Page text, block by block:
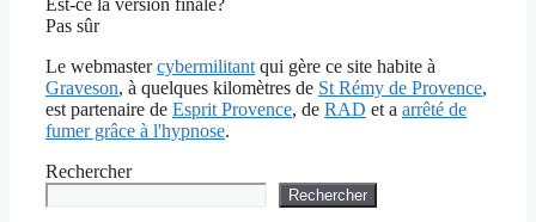
Est-ce la version finale?
Pas sûr
Le webmastercybermilitant qui gère ce site habite à
Graveson, à quelques kilomètres de St Rémy de Provence,
est partenaire de Esprit Provence, de RAD et a arrêté de
fumer grâce à l'hypnose.
Rechercher
Rechercher